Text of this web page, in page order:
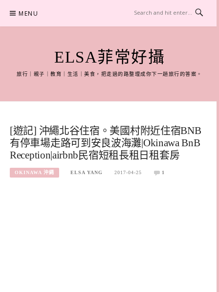
content
MENU
ELSA菲常好攝
旅行｜親子｜教育｜生活｜美食，把走過的路整理成你下一趟旅行的答案。
[遊記] 沖繩北谷住宿。美國村附近住宿BNB
有停車場走路可到安良波海灘|Okinawa BnB
Reception|airbnb民宿短租長租日租套房
OKINAWA 沖繩 ELSA YANG 2017-04-25 1